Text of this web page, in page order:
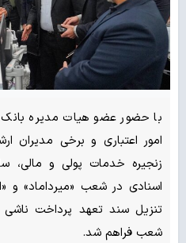
با حضور عضو هیات مدیره
امور اعتباری و برخی مدیران
زنجیره خدمات پولی و مالی،
اسنادی در شعب «میرداماد» و
تنزیل سند تعهد پرداخت ناشی
شعب فراهم شد.